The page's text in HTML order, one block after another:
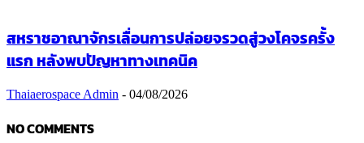
สหราชอาณาจักรเลื่อนการปล่อยจรวดสู่วงโคจรครั้ง
แรก หลังพบปัญหาทางเทคนิค
Thaiaerospace Admin - 04/08/2026
NO COMMENTS